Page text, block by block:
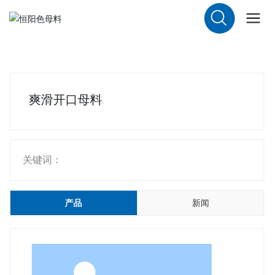
爽滑开口母料
关键词：
产品 新闻